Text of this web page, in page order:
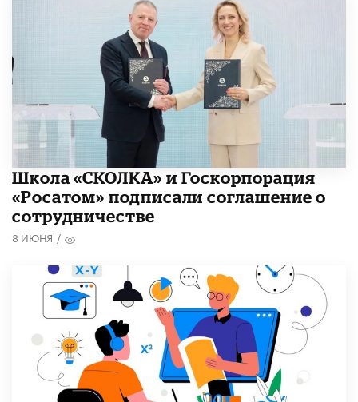
Школа «СКОЛКА» и Госкорпорация
«Росатом» подписали соглашение о
сотрудничестве
8 ИЮНЯ /